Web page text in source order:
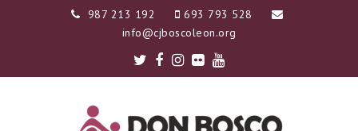
987 213 192
693 793 528
info@cjboscoleon.org
Twitter
Facebook
Instagram
FlickrYoutube